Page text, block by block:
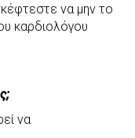
να μην το
καρδιολόγου
να